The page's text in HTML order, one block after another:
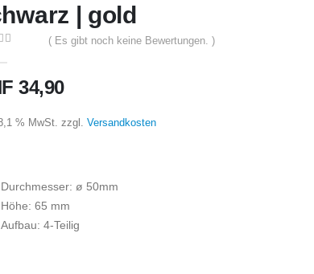
| gold
( Es gibt noch keine Bewertungen. )
34,90
% MwSt. zzgl. Versandkosten
Durchmesser: ø 50mm
Höhe: 65 mm
Aufbau: 4-Teilig